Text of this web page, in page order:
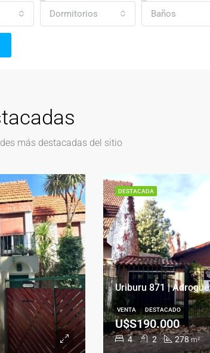
Dormitorios Baños
más destacadas del sitio
Uriburu 871 | Adrogué
4 2 278 m²
U$S190.000
VENTA DESTACADO
DESTACADA